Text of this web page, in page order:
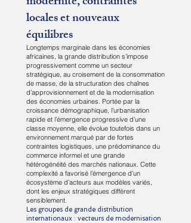
locales et nouveaux
équilibres
Longtemps marginale dans les économies
africaines, la grande distribution s’impose
progressivement comme un secteur
stratégique, au croisement de la consommation
de masse, de la structuration des chaînes
d’approvisionnement et de la modernisation
des économies urbaines. Portée par la
croissance démographique, l’urbanisation
rapide et l’émergence progressive d’une
classe moyenne, elle évolue toutefois dans un
environnement marqué par de fortes
contraintes logistiques, une prédominance du
commerce informel et une grande
hétérogénéité des marchés nationaux. Cette
complexité a favorisé l’émergence d’un
écosystème d’acteurs aux modèles variés,
dont les enjeux stratégiques diffèrent
sensiblement.
Les groupes de grande distribution
internationaux : vecteurs de modernisation